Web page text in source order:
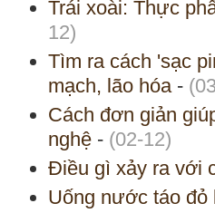
Trái xoài: Thực
12)
Tìm ra cách 'sạc
mạch, lão hóa -
Cách đơn giản
nghệ - (02-12)
Điều gì xảy ra với
Uống nước táo đỏ